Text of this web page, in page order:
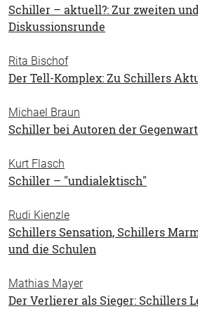
Schiller – aktuell?: Zur zweiten
Diskussionsrunde
Rita Bischof
Der Tell-Komplex: Zu Schillers
Michael Braun
Schiller bei Autoren der Gegenwart
Kurt Flasch
Schiller – "undialektisch"
Rudi Kienzle
Schillers Sensation, Schillers
und die Schulen
Mathias Mayer
Der Verlierer als Sieger: Schillers